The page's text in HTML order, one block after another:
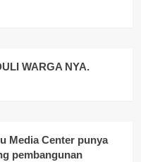
WARGA NYA.
Media Center punya
pembangunan